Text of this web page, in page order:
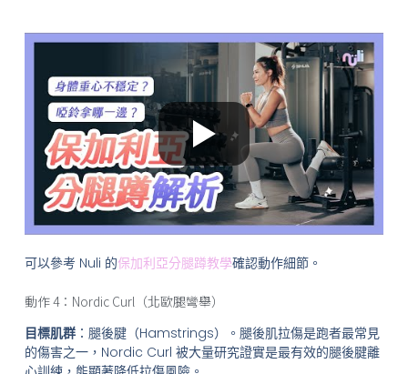
可以參考 Nuli 的保加利亞分腿蹲教學確認動作細節。
動作 4：Nordic Curl（北歐腿彎舉）
目標肌群：腿後腱（Hamstrings）。腿後肌拉傷是跑者最常見
的傷害之一，Nordic Curl 被大量研究證實是最有效的腿後腱離